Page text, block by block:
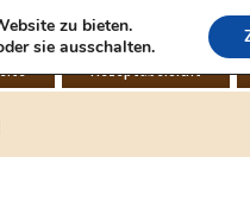
Rezeptübersicht
zu bieten.
sie ausschalten.